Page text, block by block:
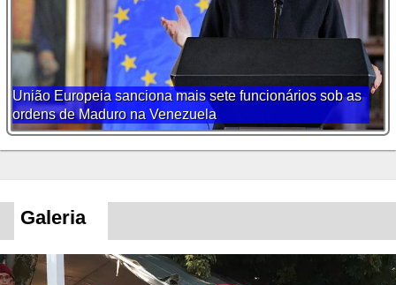
União Europeia sanciona mais sete funcionários sob as
ordens de Maduro na Venezuela
Galeria